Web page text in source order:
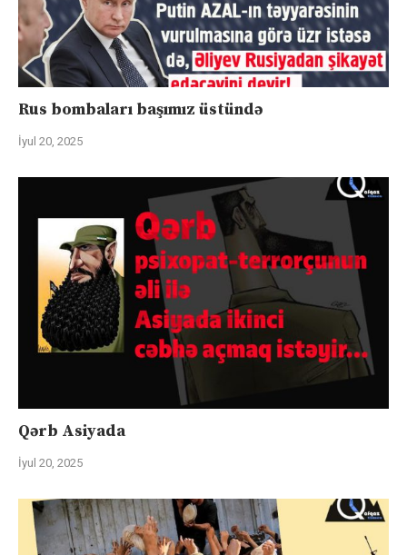
Rus bombaları başımız üstündə
İyul 20, 2025
Qərb Asiyada
İyul 20, 2025